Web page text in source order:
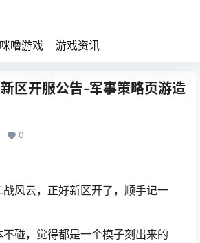
咪噜游戏 游戏资讯
区开服公告-军事策略页游造
0
风云，正好新区开了，顺手记一
碰，觉得都是一个模子刻出来的